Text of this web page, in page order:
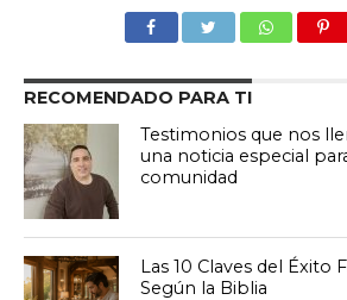
RECOMENDADO PARA TI
Testimonios que nos
una noticia especial
comunidad
Las 10 Claves del Éxito
Según la Biblia